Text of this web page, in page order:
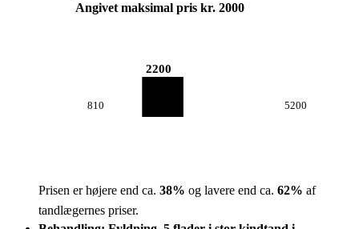
Angivet maksimal pris kr. 2000
810
2200
5200
Prisen er højere end ca. 38% og lavere end ca. 62% af
tandlægernes priser.